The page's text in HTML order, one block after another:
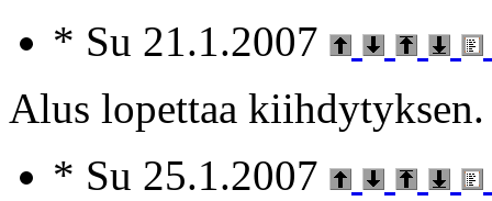
* Su 21.1.2007
Alus lopettaa kiihdytyksen.
* Su 25.1.2007